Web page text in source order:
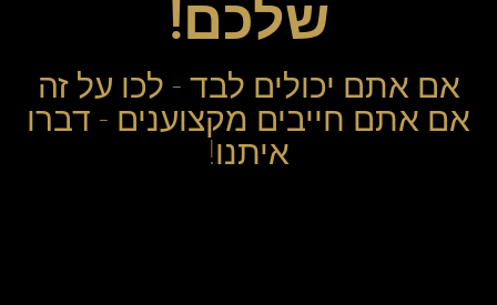
שלכם!
אם אתם יכולים לבד - לכו על זה
אם אתם חייבים מקצוענים - דברו
איתנו!